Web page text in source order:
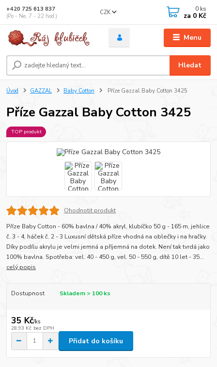
Menu
CZK
Hledat
+420 725 613 837
(Po - Ne, 7 - 22 hod.)
0 ks
za 0 Kč
Úvod GAZZAL Baby Cotton Příze Gazzal Baby Cotton 3425
Příze Gazzal Baby Cotton 3425
TOP produkt
Ohodnotit produkt
Příze Baby Cotton - 60% bavlna / 40% akryl, klubíčko 50 g - 165 m, jehlice
č. 3 - 4, háček č. 2 - 3 Luxusní dětská příze vhodná na oblečky i na hračky.
Díky podílu akrylu je velmi jemná a příjemná na dotek. Není tak tvrdá jako
100% bavlna. Spotřeba: vel. 40 - 450 g, vel. 50 - 550 g, dítě 10 let - 35...
celý popis
Dostupnost Skladem > 100 ks
35 Kč/ks
28,93 Kč bez DPH
Přidat do košíku